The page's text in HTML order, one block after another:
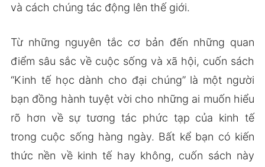
và cách chúng tác động lên thế giới.
Từ những nguyên tắc cơ bản đến những quan
điểm sâu sắc về cuộc sống và xã hội, cuốn sách
“Kinh tế học dành cho đại chúng” là một người
bạn đồng hành tuyệt vời cho những ai muốn hiểu
rõ hơn về sự tương tác phức tạp của kinh tế
trong cuộc sống hàng ngày. Bất kể bạn có kiến
thức nền về kinh tế hay không, cuốn sách này